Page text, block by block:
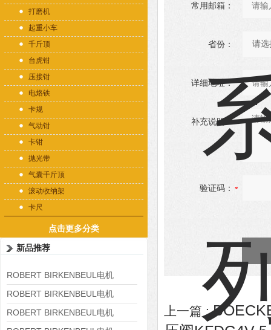
打磨机
起重小车
千斤顶
台虎钳
压接钳
电烙铁
卡规
气动钳
卡钳
抛光带
气囊千斤顶
滚动收纳架
卡尺
点击更多分类
新品推荐
ROBERT BIRKENBEUL电机
8APE225M-4-IE3
ROBERT BIRKENBEUL电机
8APE180L-4 IE3
ROBERT BIRKENBEUL电机
常用邮箱：
省份：
详细地址：
补充说明：
验证码：
上一篇 :